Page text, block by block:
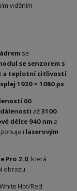
viděním
se
se senzorem s
a teplotní citlivostí
1920 × 1080 px.
60
až3100
délce 940 nm a
i laserovým
Pro 2.0 , která
obrazu.
Hot/Red